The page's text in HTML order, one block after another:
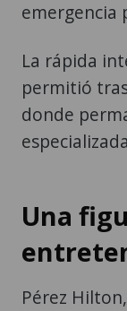
emergencia
La rápida
permitió
donde
Una
Pérez